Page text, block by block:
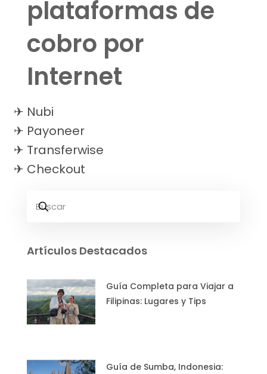
plataformas de
cobro por
Internet
Nubi
Payoneer
Transferwise
Checkout
Artículos Destacados
Guía Completa para Viajar a
Filipinas: Lugares y Tips
Guía de Sumba, Indonesia: